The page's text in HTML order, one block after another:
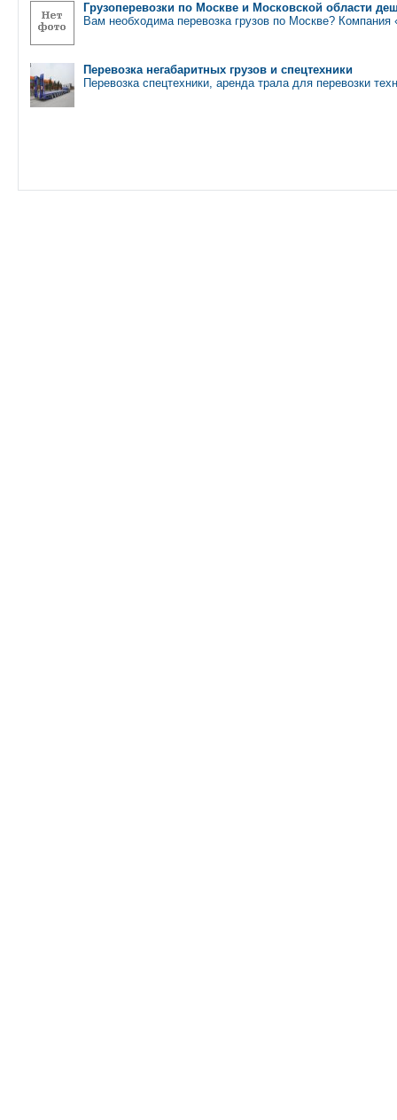
Грузоперевозки по Москве и Московской области
Вам необходима перевозка грузов по Москве?
Перевозка негабаритных грузов и спецтехники
Перевозка спецтехники, аренда трала для перевозки